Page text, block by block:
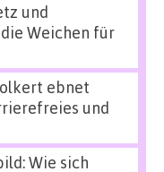
und
Weichen für
ebnet
und
Wie sich